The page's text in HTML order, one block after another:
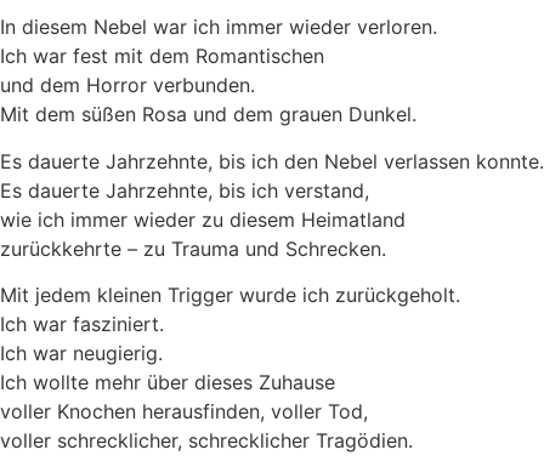
In diesem Nebel war ich immer wieder verloren.
Ich war fest mit dem Romantischen
und dem Horror verbunden.
Mit dem süßen Rosa und dem grauen Dunkel.
Es dauerte Jahrzehnte, bis ich den Nebel verlassen konnte.
Es dauerte Jahrzehnte, bis ich verstand,
wie ich immer wieder zu diesem Heimatland
zurückkehrte – zu Trauma und Schrecken.
Mit jedem kleinen Trigger wurde ich zurückgeholt.
Ich war fasziniert.
Ich war neugierig.
Ich wollte mehr über dieses Zuhause
voller Knochen herausfinden, voller Tod,
voller schrecklicher, schrecklicher Tragödien.